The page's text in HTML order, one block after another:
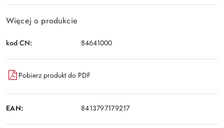
Więcej o produkcie
kod CN: 84641000
Pobierz produkt do PDF
EAN: 8413797179217